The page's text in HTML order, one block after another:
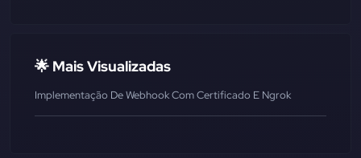
🌟 Mais Visualizadas
Implementação De Webhook Com Certificado E Ngrok